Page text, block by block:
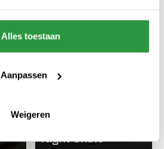
Alles toestaan
Aanpassen
Weigeren
Rol mee
augustus mee met
Night Skate